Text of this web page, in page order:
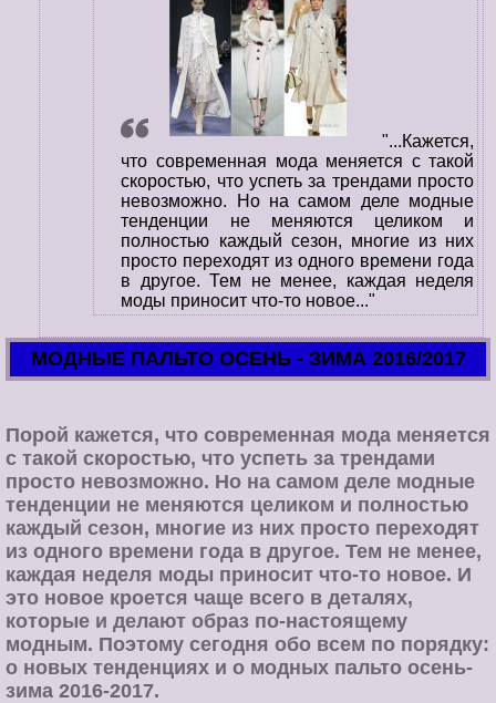
"...Кажется,
что современная мода меняется с такой
скоростью, что успеть за трендами просто
невозможно. Но на самом деле модные
тенденции не меняются целиком и
полностью каждый сезон, многие из них
просто переходят из одного времени года
в другое. Тем не менее, каждая неделя
моды приносит что-то новое..."
МОДНЫЕ ПАЛЬТО ОСЕНЬ - ЗИМА 2016/2017
Порой кажется, что современная мода меняется
с такой скоростью, что успеть за трендами
просто невозможно. Но на самом деле модные
тенденции не меняются целиком и полностью
каждый сезон, многие из них просто переходят
из одного времени года в другое. Тем не менее,
каждая неделя моды приносит что-то новое. И
это новое кроется чаще всего в деталях,
которые и делают образ по-настоящему
модным. Поэтому сегодня обо всем по порядку:
о новых тенденциях и о модных пальто осень-
зима 2016-2017.